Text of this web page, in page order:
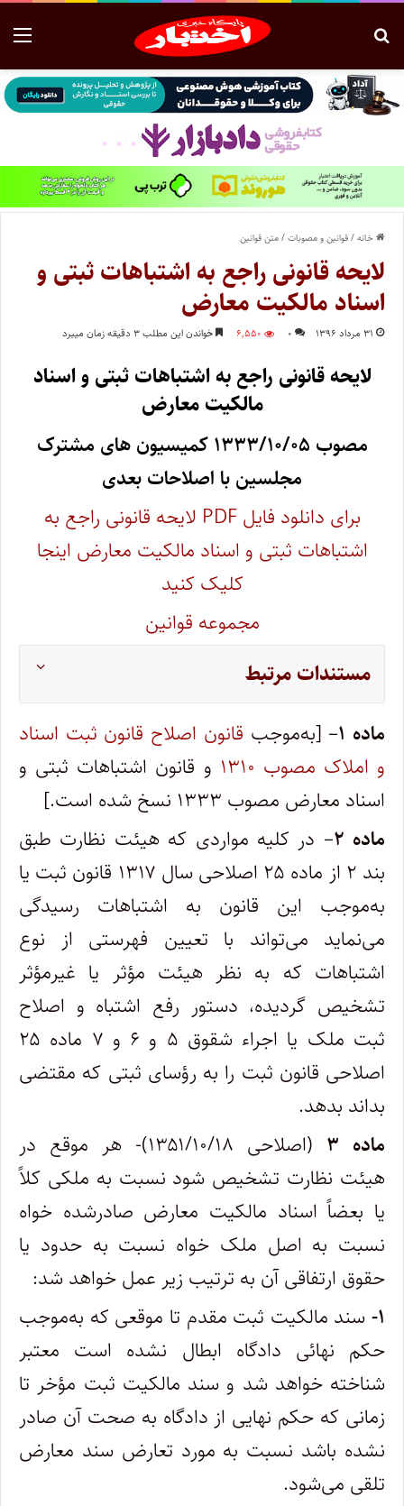
خانه/قوانین و مصوبات/متن قوانین
لایحه‌ قانونی‌ راجع‌ به‌ اشتباهات‌ ثبتی‌ و
اسناد مالکیت‌ معارض‌
۳۱ مرداد ۱۳۹۶ ۰ ۶,۵۵۰ خواندن این مطلب ۳ دقیقه زمان میبرد
لایحه‌ قانونی‌ راجع‌ به‌ اشتباهات‌ ثبتی‌ و اسناد
مالکیت‌ معارض‌
مصوب‌ ۱۳۳۳/۱۰/۰۵ کمیسیون ها
ی مشترک‌
مجلسین با اصلاحات بعدی‌
برای دانلود فایل PDF لایحه‌ قانونی‌ راجع‌ به‌
اشتباهات‌ ثبتی‌ و اسناد مالکیت‌ معارض‌ اینجا
کلیک کنید
مجموعه قوانین
مستندات مرتبط
ماده ۱ – [به‌موجب قانون اصلاح قانون ثبت اسناد
و املاک مصوب ۱۳۱۰
و قانون اشتباهات ثبتی و
اسناد معارض مصوب ۱۳۳۳ نسخ شده است.]
ماده ۲– در کلیه مواردی که هیئت نظارت طبق
بند ۲ از ماده ۲۵ اصلاحی سال ۱۳۱۷ قانون ثبت یا
به‌موجب این قانون به اشتباهات رسیدگی
می‌نماید می‌تواند با تعیین فهرستی از نوع
اشتباهات که به نظر هیئت مؤثر یا غیرمؤثر
تشخیص گردیده، دستور رفع اشتباه و اصلاح
ثبت ملک یا اجراء شقوق ۵ و ۶ و ۷ ماده ۲۵
اصلاحی قانون ثبت را به رؤسای ثبتی که مقتضی
بداند بدهد.
ماده ۳
(اصلاحی ۱۳۵۱/۱۰/۱۸)- هر موقع در
هیئت نظارت تشخیص شود نسبت به ملکی کلاً
یا بعضاً اسناد مالکیت معارض صادرشده خواه
نسبت به اصل ملک خواه نسبت به حدود یا
حقوق ارتفاقی آن به ترتیب زیر عمل خواهد شد:
۱- سند مالکیت ثبت مقدم تا موقعی که به‌موجب
حکم نهائی دادگاه ابطال نشده است معتبر
شناخته خواهد شد و سند مالکیت ثبت مؤخر تا
زمانی که حکم نهایی از دادگاه به صحت آن صادر
نشده باشد نسبت به مورد تعارض سند معارض
تلقی می‌شود.